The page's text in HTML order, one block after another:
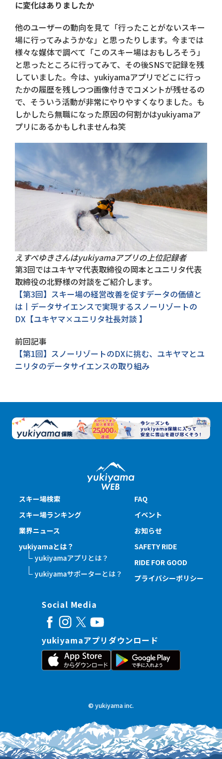
に変化はありましたか
他のユーザーの動向を見て「行ったことがないスキー
場に行ってみようかな」と思ったりします。今までは
様々な媒体で調べて「このスキー場はおもしろそう」
と思ったところに行ってみて、その後SNSで記録を残
していました。今は、yukiyamaアプリでどこに行っ
たかの履歴を残しつつ画像付きでコメントが残せるの
で、そういう活動が非常にやりやすくなりました。も
しかしたら無職になった原因の何割かはyukiyamaア
プリにあるかもしれませんね笑
えすぺゆきさんはyukiyamaアプリの上位記録者
第3回ではユキヤマ代表取締役の岡本とユニリタ代表
取締役の北野様の対談をご紹介します。
【第3回】スキー場の経営改善を促すデータの価値と
は丨データサイエンスで実現するスノーリゾートの
DX【ユキヤマ×ユニリタ社長対談 】
前回記事
【第1回】スノーリゾートのDXに挑む、ユキヤマとユ
ニリタのデータサイエンスの取り組み
スキー場検索
スキー場ランキング
業界ニュース
yukiyamaとは？
yukiyamaアプリとは？
yukiyamaサポーターとは？
FAQ
イベント
お知らせ
SAFETY RIDE
RIDE FOR GOOD
プライバシーポリシー
Social Media
yukiyamaアプリダウンロード
© yukiyama inc.